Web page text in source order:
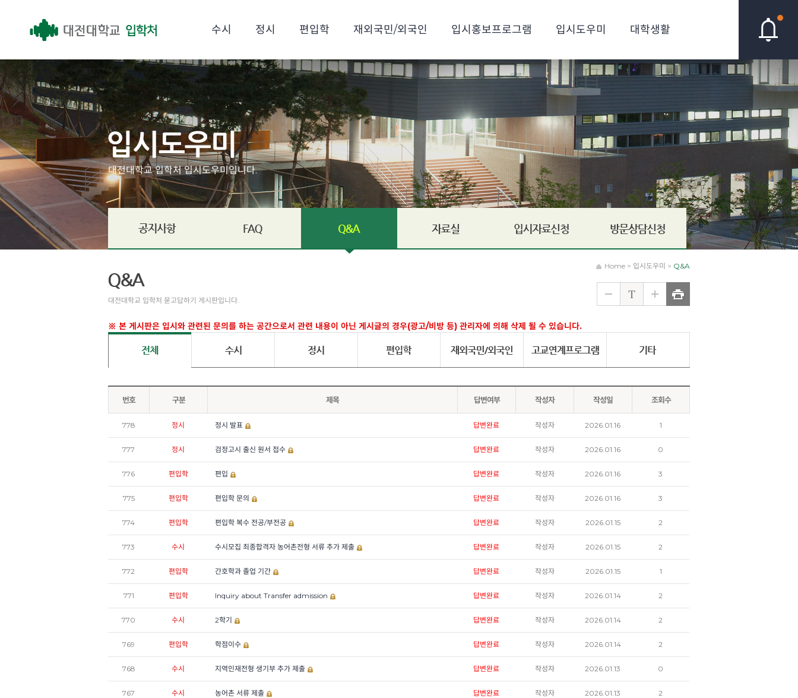
수시 정시 편입학 재외국민/외국인 입시홍보프로그램 입시도우미 대학생활
대전대학교 입학처 입시도우미입니다.
Home > 입시도우미 > Q&A
대전대학교 입학처 묻고답하기 게시판입니다.
※ 본 게시판은 입시와 관련된 문의를 하는 공간으로서 관련 내용이 아닌 게시글의 경우(광고/비방 등) 관리자에 의해 삭제 될 수 있습니다.
번호 구분 제목 답변여부 작성자 작성일 조회수
778 정시 정시 발표 답변완료 작성자 2026.01.16 1
777 정시 검정고시 출신 원서 접수 답변완료 작성자 2026.01.16 0
776 편입학 편입 답변완료 작성자 2026.01.16 3
775 편입학 편입학 문의 답변완료 작성자 2026.01.16 3
774 편입학 편입학 복수 전공/부전공 답변완료 작성자 2026.01.15 2
773 수시 수시모집 최종합격자 농어촌전형 서류 추가 제출 답변완료 작성자 2026.01.15 2
772 편입학 간호학과 졸업 기간 답변완료 작성자 2026.01.15 1
771 편입학 Inquiry about Transfer admission 답변완료 작성자 2026.01.14 2
770 수시 2학기 답변완료 작성자 2026.01.14 2
769 편입학 학점이수 답변완료 작성자 2026.01.14 2
768 수시 지역인재전형 생기부 추가 제출 답변완료 작성자 2026.01.13 0
767 수시 농어촌 서류 제출 답변완료 작성자 2026.01.13 2